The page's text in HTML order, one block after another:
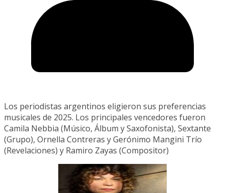
Los periodistas argentinos eligieron sus preferencias
musicales de 2025. Los principales vencedores fueron
Camila Nebbia (Músico, Álbum y Saxofonista), Sextante
(Grupo), Ornella Contreras y Gerónimo Mangini Trío
(Revelaciones) y Ramiro Zayas (Compositor)